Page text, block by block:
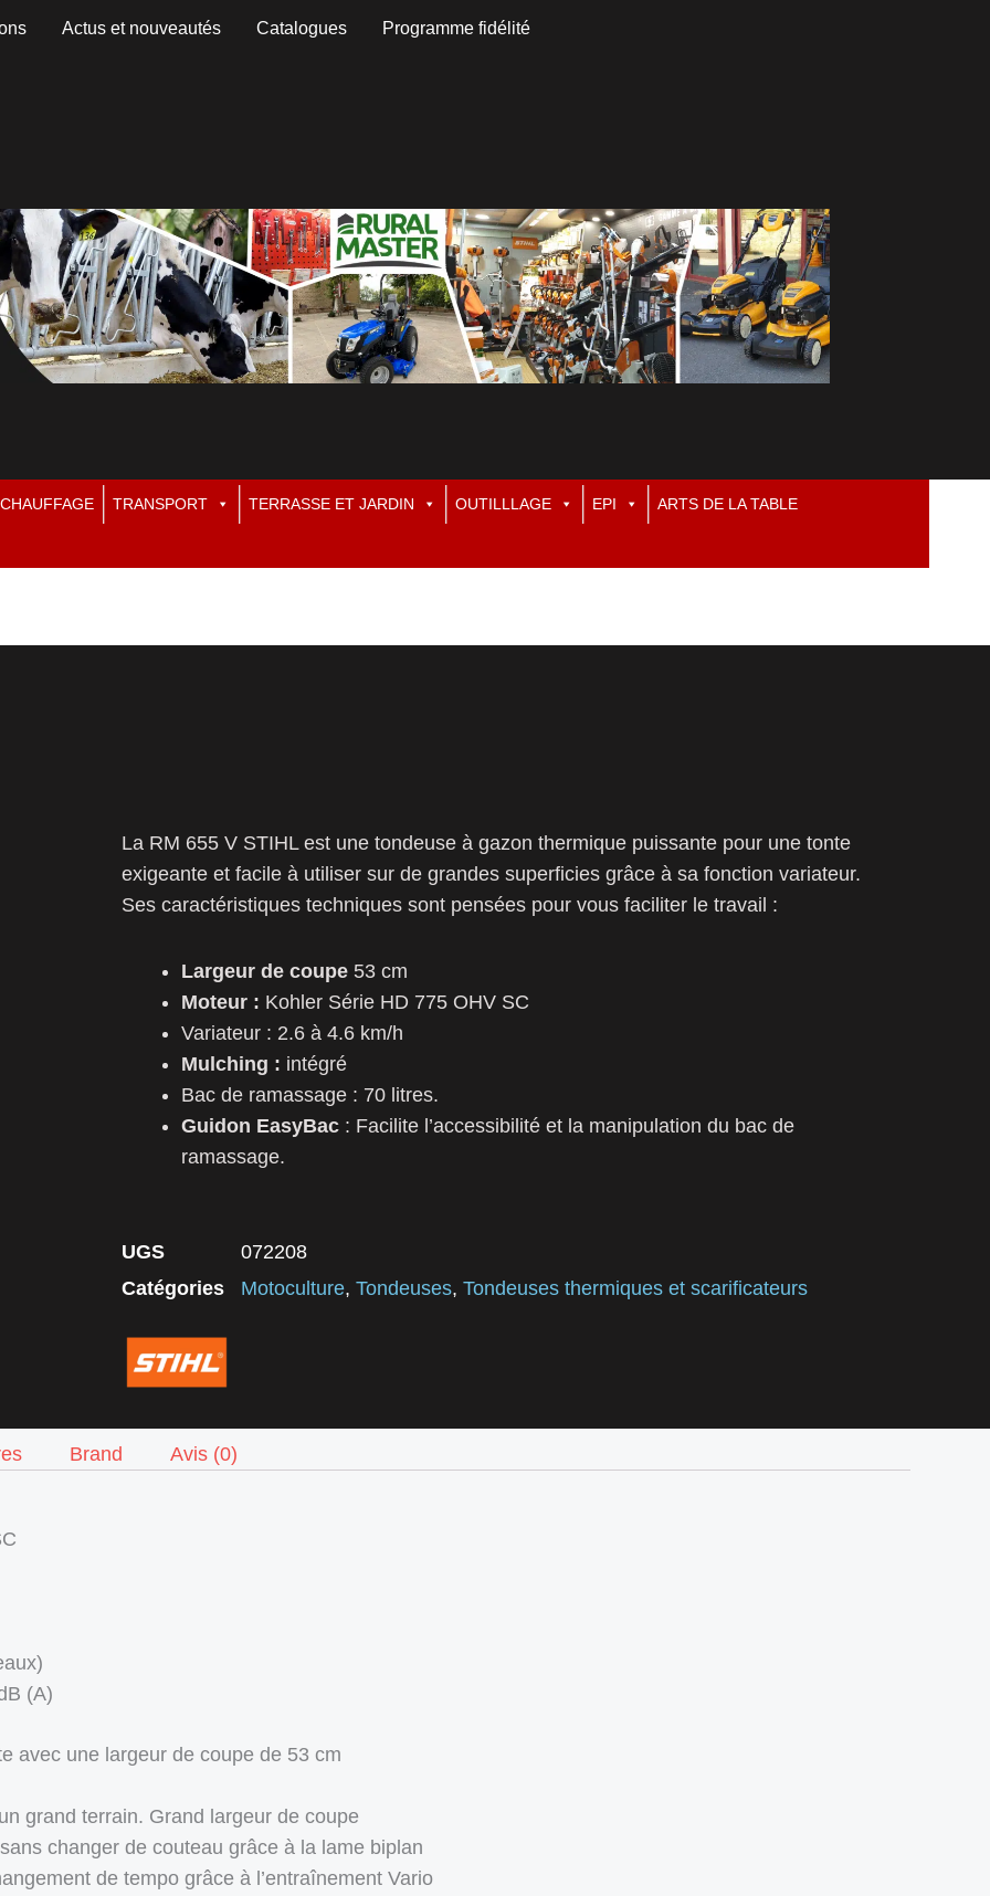
Actus et nouveautés Catalogues Programme fidélité
CHAUFFAGE TRANSPORT TERRASSE ET JARDIN OUTILLLAGE EPI ARTS DE LA TABLE
La RM 655 V STIHL est une tondeuse à gazon thermique puissante pour une tonte
exigeante et facile à utiliser sur de grandes superficies grâce à sa fonction variateur.
Ses caractéristiques techniques sont pensées pour vous faciliter le travail :
Largeur de coupe 53 cm
Moteur : Kohler Série HD 775 OHV SC
Variateur : 2.6 à 4.6 km/h
Mulching : intégré
Bac de ramassage : 70 litres.
Guidon EasyBac : Facilite l’accessibilité et la manipulation du bac de
ramassage.
UGS
072208
Catégories
Motoculture, Tondeuses, Tondeuses thermiques et scarificateurs
Brand Avis (0)
(A)
avec une largeur de coupe de 53 cm
grand terrain. Grand largeur de coupe
changer de couteau grâce à la lame biplan
de tempo grâce à l’entraînement Vario